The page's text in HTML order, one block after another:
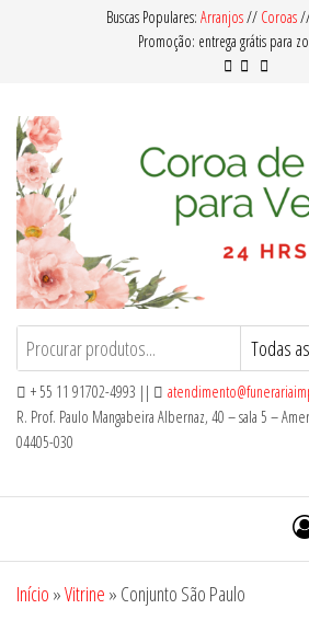
Buscas Populares: Arranjos// Coroas//
Promoção: entrega grátis para
Coroa de Flores paraQualidade
em
+ 55 11 91702-4993 ||
R. Prof. Paulo Mangabeira Albernaz, 40 – sala 5 –
04405-030
Início »Vitrine » Conjunto São Paulo